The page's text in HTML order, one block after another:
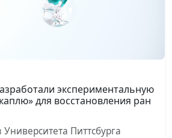
экспериментальную
для восстановления ран
Питтсбурга